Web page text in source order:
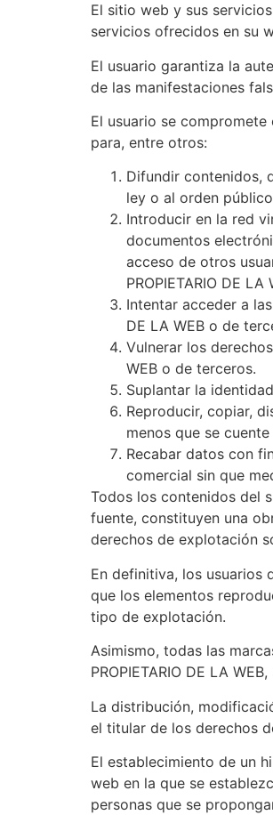
El sitio web y sus
servicios ofrecidos en su
El usuario garantiza la
de las manifestaciones
El usuario se compromete
para, entre otros:
Difundir contenidos,
ley o al orden
Introducir en la red
documentos
acceso de otros
PROPIETARIO DE
Intentar acceder a
DE LA WEB o de
Vulnerar los
WEB o de terceros.
Suplantar la
Reproducir, copiar,
menos que se
Recabar datos con
comercial sin que
Todos los contenidos del
fuente, constituyen una
derechos de explotación
En definitiva, los usuarios
que los elementos
tipo de explotación.
Asimismo, todas las
PROPIETARIO DE LA
La distribución,
el titular de los derechos
El establecimiento de un
web en la que se
personas que se